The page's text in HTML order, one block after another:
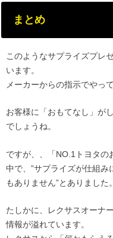
まとめ
このようなサプライズプレ
います。
メーカーからの指示でやっ
お客様に「おもてなし」が
でしょうね。
ですが、、「NO.1トヨタの
中で、”サプライズが仕組
もありません”とありました。
たしかに、レクサスオーナ
情報が溢れています。